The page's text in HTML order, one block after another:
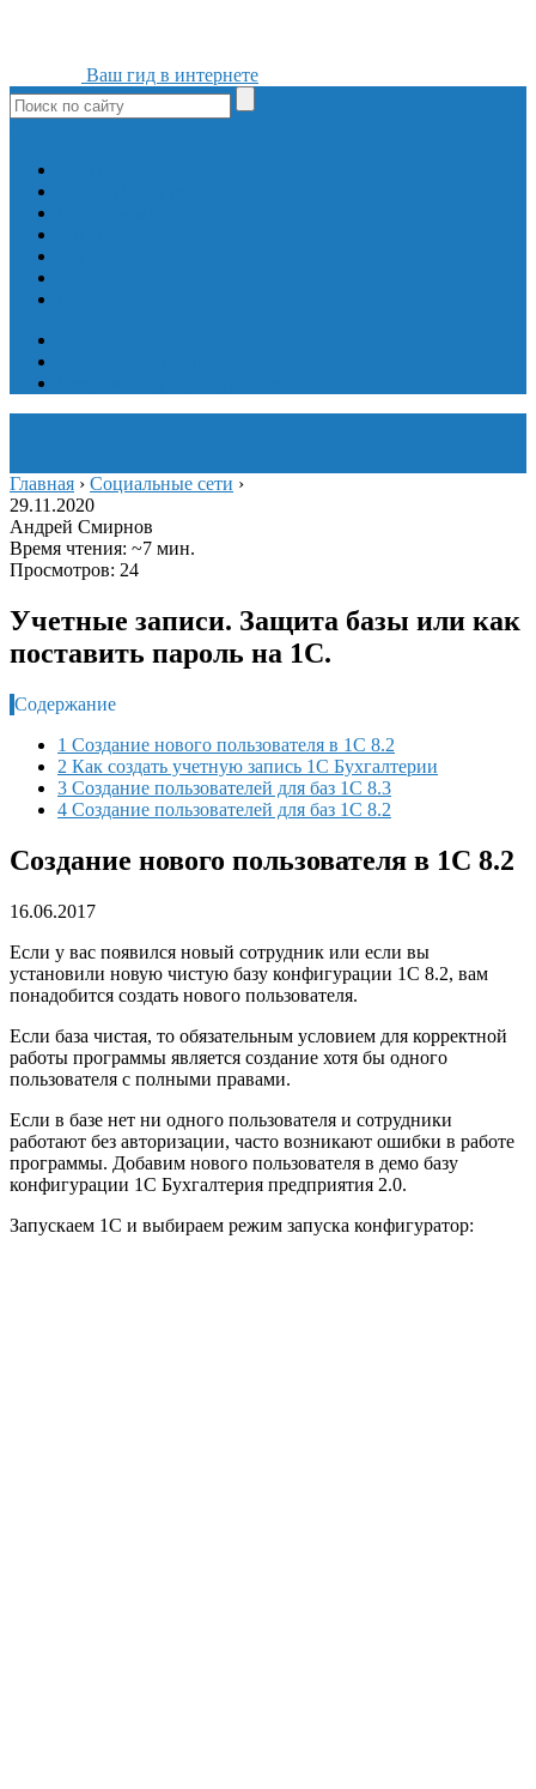
Ваш гид в интернете
Главная › Социальные сети ›
29.11.2020
Андрей Смирнов
Время чтения: ~7 мин.
Просмотров: 24
Учетные записи. Защита базы или как
поставить пароль на 1С.
Содержание
1 Создание нового пользователя в 1С 8.2
2 Как создать учетную запись 1С Бухгалтерии
3 Создание пользователей для баз 1С 8.3
4 Создание пользователей для баз 1С 8.2
Создание нового пользователя в 1С 8.2
16.06.2017
Если у вас появился новый сотрудник или если вы
установили новую чистую базу конфигурации 1С 8.2, вам
понадобится создать нового пользователя.
Если база чистая, то обязательным условием для корректной
работы программы является создание хотя бы одного
пользователя с полными правами.
Если в базе нет ни одного пользователя и сотрудники
работают без авторизации, часто возникают ошибки в работе
программы. Добавим нового пользователя в демо базу
конфигурации 1С Бухгалтерия предприятия 2.0.
Запускаем 1С и выбираем режим запуска конфигуратор: